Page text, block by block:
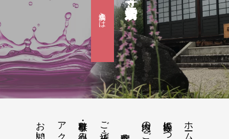
滴水会とは
ホーム
境内のご案内
ご祈祷・ご供養
行事・取り組み